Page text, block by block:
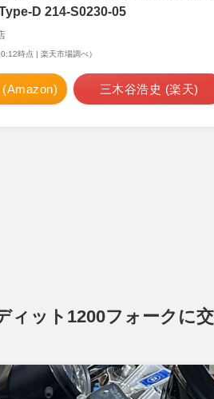
D 214-S0230-05
時点 | 楽天市場調べ）
三木谷浩史 (楽天)
ィット1200フォークに